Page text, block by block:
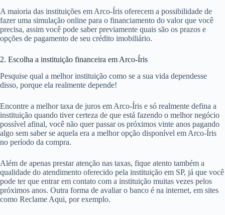
A maioria das instituições em Arco-Íris oferecem a possibilidade de
fazer uma simulação online para o financiamento do valor que você
precisa, assim você pode saber previamente quais são os prazos e
opções de pagamento de seu crédito imobiliário.
2. Escolha a instituição financeira em Arco-Íris
Pesquise qual a melhor instituição como se a sua vida dependesse
disso, porque ela realmente depende!
Encontre a melhor taxa de juros em Arco-Íris e só realmente defina a
instituição quando tiver certeza de que está fazendo o melhor negócio
possível afinal, você não quer passar os próximos vinte anos pagando
algo sem saber se aquela era a melhor opção disponível em Arco-Íris
no período da compra.
Além de apenas prestar atenção nas taxas, fique atento também a
qualidade do atendimento oferecido pela instituição em SP, já que você
pode ter que entrar em contato com a instituição muitas vezes pelos
próximos anos. Outra forma de avaliar o banco é na internet, em sites
como Reclame Aqui, por exemplo.